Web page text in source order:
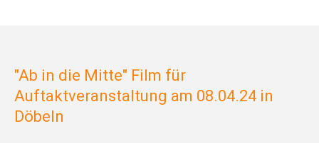
"Ab in die Mitte" Film für
Auftaktveranstaltung am 08.04.24 in
Döbeln